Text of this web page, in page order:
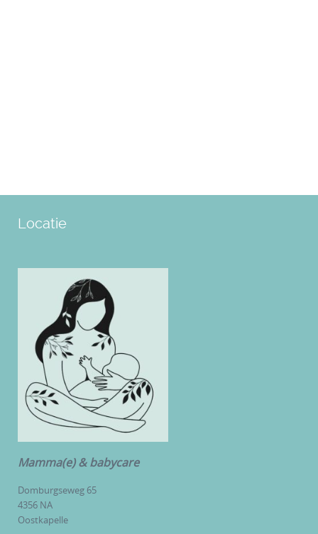
Locatie
Mamma(e) & babycare
Domburgseweg 65
4356 NA
Oostkapelle